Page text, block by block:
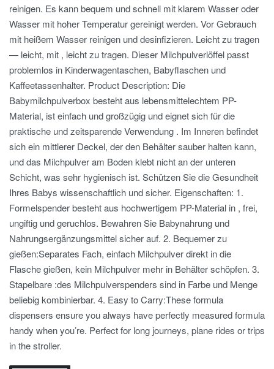
reinigen. Es kann bequem und schnell mit klarem Wasser oder
Wasser mit hoher Temperatur gereinigt werden. Vor Gebrauch
mit heißem Wasser reinigen und desinfizieren. Leicht zu tragen
— leicht, mit , leicht zu tragen. Dieser Milchpulverlöffel passt
problemlos in Kinderwagentaschen, Babyflaschen und
Kaffeetassenhalter. Product Description: Die
Babymilchpulverbox besteht aus lebensmittelechtem PP-
Material, ist einfach und großzügig und eignet sich für die
praktische und zeitsparende Verwendung . Im Inneren befindet
sich ein mittlerer Deckel, der den Behälter sauber halten kann,
und das Milchpulver am Boden klebt nicht an der unteren
Schicht, was sehr hygienisch ist. Schützen Sie die Gesundheit
Ihres Babys wissenschaftlich und sicher. Eigenschaften: 1.
Formelspender besteht aus hochwertigem PP-Material in , frei,
ungiftig und geruchlos. Bewahren Sie Babynahrung und
Nahrungsergänzungsmittel sicher auf. 2. Bequemer zu
gießen:Separates Fach, einfach Milchpulver direkt in die
Flasche gießen, kein Milchpulver mehr in Behälter schöpfen. 3.
Stapelbare :des Milchpulverspenders sind in Farbe und Menge
beliebig kombinierbar. 4. Easy to Carry:These formula
dispensers ensure you always have perfectly measured formula
handy when you’re. Perfect for long journeys, plane rides or trips
in the stroller.